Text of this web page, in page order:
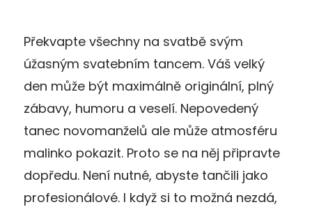
Překvapte všechny na svatbě svým
úžasným svatebním tancem. Váš velký
den může být maximálně originální, plný
zábavy, humoru a veselí. Nepovedený
tanec novomanželů ale může atmosféru
malinko pokazit. Proto se na něj připravte
dopředu. Není nutné, abyste tančili jako
profesionálové. I když si to možná nezdá,